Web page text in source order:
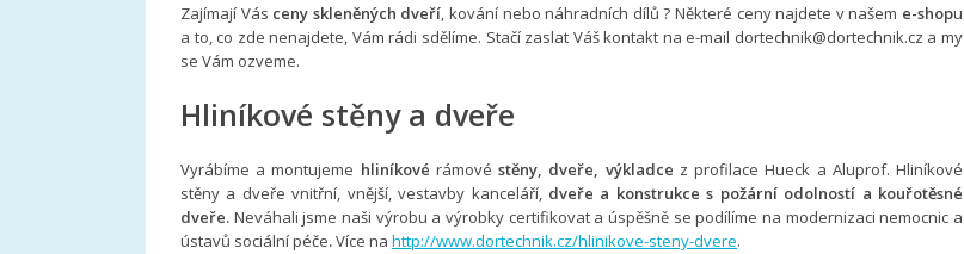
Zajímají Vás ceny skleněných dveří, kování nebo náhradních dílů ? Některé ceny najdete v našem e-shopu
a to, co zde nenajdete, Vám rádi sdělíme. Stačí zaslat Váš kontakt na e-mail dortechnik@dortechnik.cz a my
se Vám ozveme.
Hliníkové stěny a dveře
Vyrábíme a montujeme hliníkové rámové stěny, dveře, výkladce z profilace Hueck a Aluprof. Hliníkové
stěny a dveře vnitřní, vnější, vestavby kanceláří,dveře a konstrukce s požární odolností a kouřotěsné
dveře. Neváhali jsme naši výrobu a výrobky certifikovat a úspěšně se podílíme na modernizaci nemocnic a
ústavů sociální péče.Více na http://www.dortechnik.cz/hlinikove-steny-dvere.